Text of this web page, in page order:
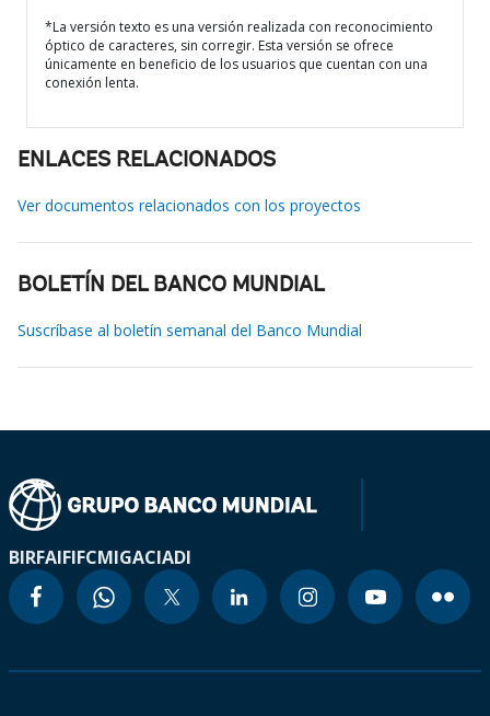
*La versión texto es una versión realizada con reconocimiento
óptico de caracteres, sin corregir. Esta versión se ofrece
únicamente en beneficio de los usuarios que cuentan con una
conexión lenta.
ENLACES RELACIONADOS
Ver documentos relacionados con los proyectos
BOLETÍN DEL BANCO MUNDIAL
Suscríbase al boletín semanal del Banco Mundial
BIRFAIFIFCMIGACIADI